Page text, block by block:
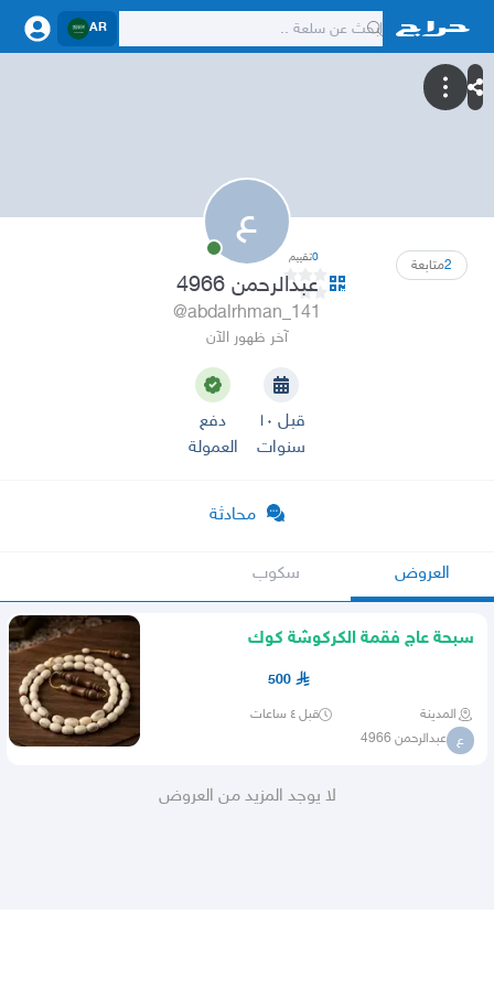
AR
ع
2متابعة 0تقييم
عبدالرحمن 4966
@abdalrhman_141
آخر ظهور الآن
قبل ١٠
سنوات
دفع
العمولة
محادثة
العروض سكوب
سبحة عاج فقمة الكركوشة كوك
500
المدينة قبل ٤ ساعات
ع عبدالرحمن 4966
لا يوجد المزيد من العروض